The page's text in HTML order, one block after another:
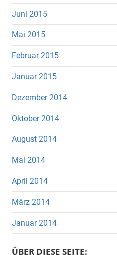
Juni 2015
Mai 2015
Februar 2015
Januar 2015
Dezember 2014
Oktober 2014
August 2014
Mai 2014
April 2014
März 2014
Januar 2014
ÜBER DIESE SEITE: